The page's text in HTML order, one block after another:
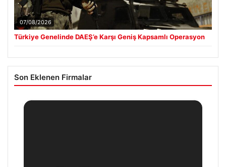
07/08/2026
Türkiye Genelinde DAEŞ’e Karşı Geniş Kapsamlı Operasyon
Son Eklenen Firmalar